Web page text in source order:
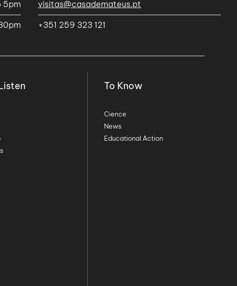
5pm visitas@casademateus.pt
+351 259 323 121
To Know
Cience
News
Educational Action